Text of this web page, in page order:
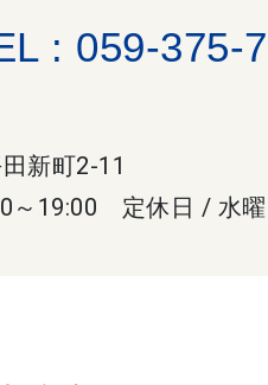
: 059-375-
新町2-11
～19:00 定休日 / 水曜